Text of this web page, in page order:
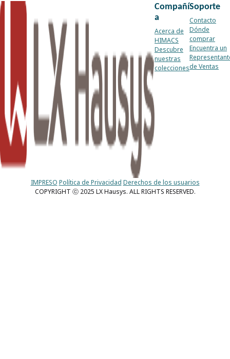
Compañí
a
Acerca de
HIMACS
Descubre
nuestras
colecciones
Soporte
Contacto
Dónde
comprar
Encuentra un
de Ventas
IMPRESO Política de Privacidad Derechos de los usuarios
COPYRIGHT ⓒ 2025 LX Hausys. ALL RIGHTS RESERVED.